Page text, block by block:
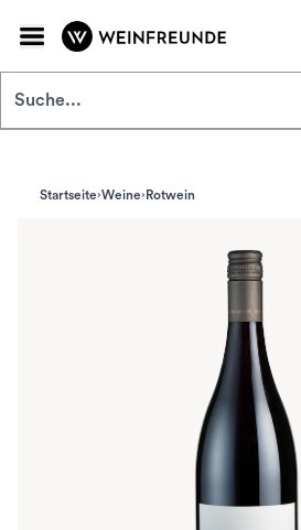
Startseite Weine Rotwein